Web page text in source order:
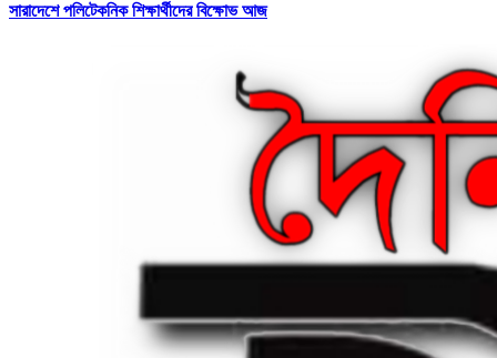
সারাদেশে পলিটেকনিক শিক্ষার্থীদের বিক্ষোভ আজ